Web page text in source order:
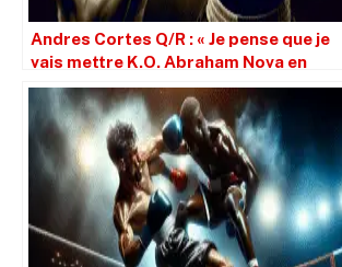
Andres Cortes Q/R : « Je pense que je
vais mettre K.O. Abraham Nova en
moins de trois rounds »